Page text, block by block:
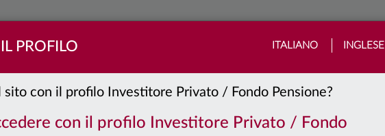
PROFILO ITALIANO INGLESE
con il profilo Investitore Privato / Fondo Pensione?
con il profilo Investitore Privato / Fondo